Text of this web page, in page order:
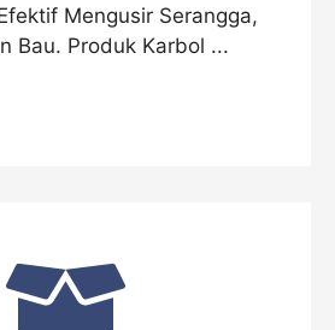
Mengusir Serangga,
Bau. Produk Karbol ...